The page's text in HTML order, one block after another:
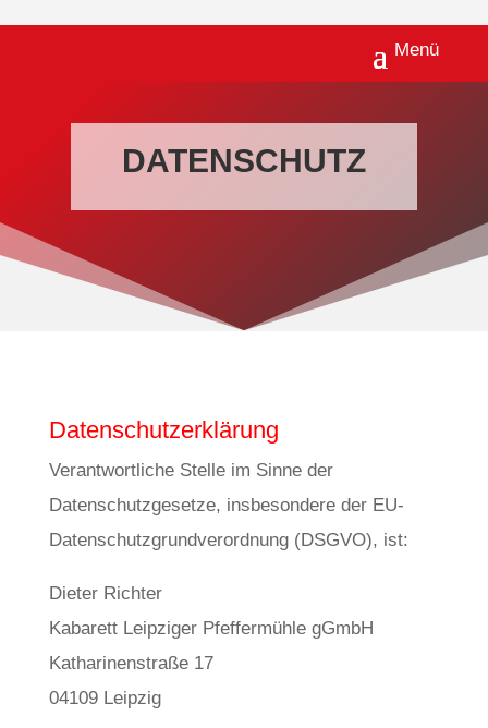
DATENSCHUTZ
Datenschutzerklärung
Verantwortliche Stelle im Sinne der
Datenschutzgesetze, insbesondere der EU-
Datenschutzgrundverordnung (DSGVO), ist:
Dieter Richter
Kabarett Leipziger Pfeffermühle gGmbH
Katharinenstraße 17
04109 Leipzig
×